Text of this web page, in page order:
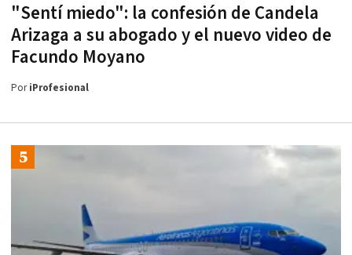
"Sentí miedo": la confesión de Candela
Arizaga a su abogado y el nuevo video de
Facundo Moyano
PoriProfesional